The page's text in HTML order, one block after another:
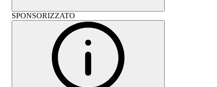
SPONSORIZZATO